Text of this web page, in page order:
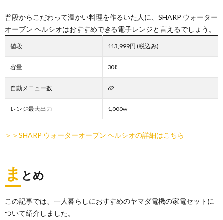
普段からこだわって温かい料理を作るいた人に、SHARP ウォーター
オーブン ヘルシオはおすすめできる電子レンジと言えるでしょう。
値段 113,999円 (税込み)
容量 30ℓ
自動メニュー数 62
レンジ最大出力 1,000w
＞＞SHARP ウォーターオーブン ヘルシオの詳細はこちら
ま とめ
この記事では、一人暮らしにおすすめのヤマダ電機の家電セットに
ついて紹介しました。